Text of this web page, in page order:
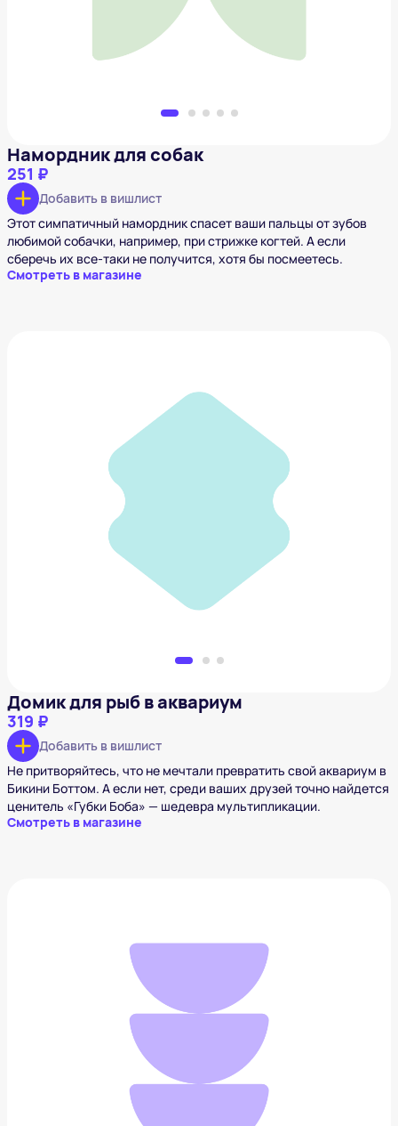
Намордник для собак
251 ₽
Добавить в вишлист
Этот симпатичный намордник спасет ваши пальцы от зубов
любимой собачки, например, при стрижке когтей. А если
сберечь их все-таки не получится, хотя бы посмеетесь.
Смотреть в магазине
Домик для рыб в аквариум
Домик для рыб в аквариум
319 ₽
Добавить в вишлист
Не притворяйтесь, что не мечтали превратить свой аквариум в
Бикини Боттом. А если нет, среди ваших друзей точно найдется
ценитель «Губки Боба» — шедевра мультипликации.
Смотреть в магазине
120 000 ₽